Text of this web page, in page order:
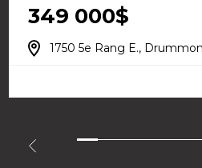
349 000$
1750 5e Rang E.,